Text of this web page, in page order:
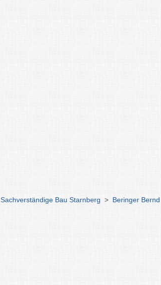
Sachverständige Bau Starnberg > Beringer Bernd